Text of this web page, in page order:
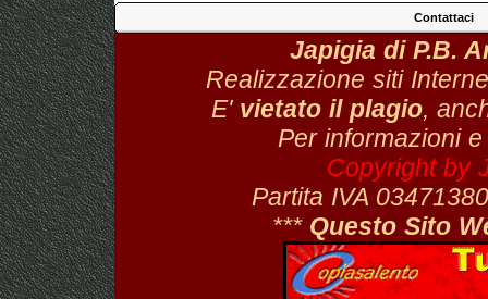
Contattaci
Japigia di P.B.
Realizzazione siti
E' vietato il plagio,
Per informazioni
Copyright by
Partita IVA
*** Questo Sito